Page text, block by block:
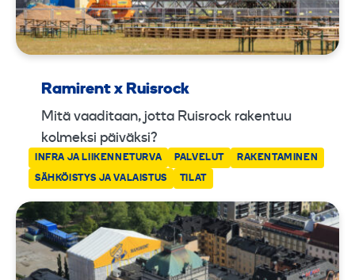
Ramirent x Ruisrock
Mitä vaaditaan, jotta Ruisrock rakentuu
kolmeksi päiväksi?
INFRA JA LIIKENNETURVA PALVELUT RAKENTAMINEN
SÄHKÖISTYS JA VALAISTUS TILAT